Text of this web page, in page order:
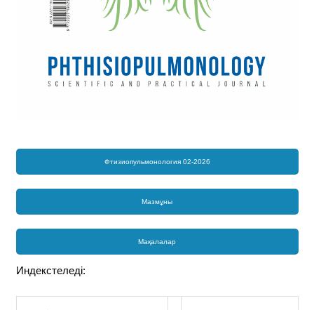
Фтизиопульмонология 02-2026
Мазмұны
Мақалалар
Индекстеледі: